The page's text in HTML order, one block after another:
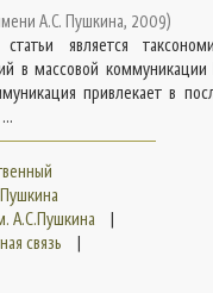
А.С. Пушкина, 2009)
является
в массовой
привлекает в
А.С.Пушкина
|
связь
|